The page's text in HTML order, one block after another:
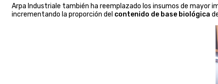
Arpa Industriale también ha reemplazado los insumos de mayor
incrementando la proporción del contenido de base biológica